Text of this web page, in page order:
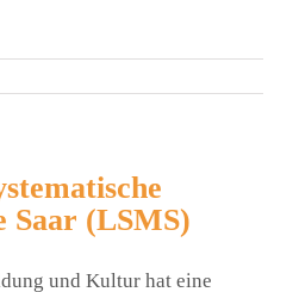
Saar (LSMS)
und Kul­tur hat eine